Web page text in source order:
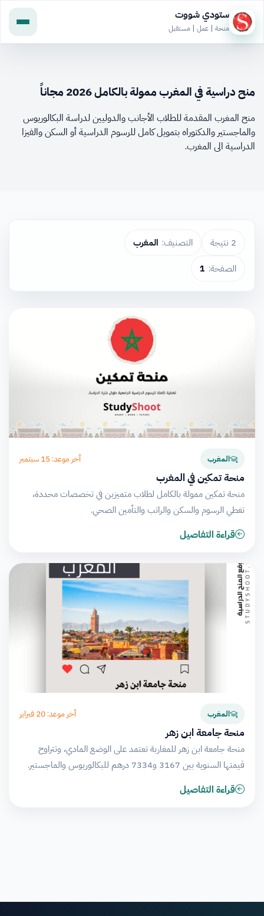
ستودي شووت
منحة | عمل | مستقبل
منح دراسية في المغرب ممولة بالكامل 2026 مجاناً
منح المغرب المقدمة للطلاب الأجانب والدوليين لدراسة البكالوريوس
والماجستير والدكتوراه بتمويل كامل للرسوم الدراسية أو السكن والفيزا
الدراسية الى المغرب.
2 نتيجة التصنيف: المغرب
الصفحة: 1
المغرب آخر موعد: 15 سبتمبر
منحة تمكين في المغرب
منحة تمكين ممولة بالكامل لطلاب متميزين في تخصصات محددة،
تغطي الرسوم والسكن والراتب والتأمين الصحي.
قراءة التفاصيل
المغرب آخر موعد: 20 فبراير
منحة جامعة ابن زهر
منحة جامعة ابن زهر للمغاربة تعتمد على الوضع المادي، وتتراوح
قيمتها السنوية بين 3167 و7334 درهم للبكالوريوس والماجستير.
قراءة التفاصيل